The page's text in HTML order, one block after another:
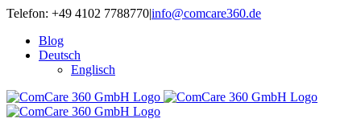
Zum
springen
Telefon: +49 4102 7788770|info@comcare360.de
Blog
Deutsch
Englisch